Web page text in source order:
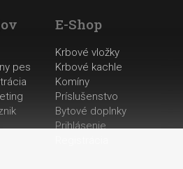
pes
E-Shop
Krbové vložky
Krbové kachle
Komíny
Príslušenstvo
Bytové doplnky
Prihlásenie